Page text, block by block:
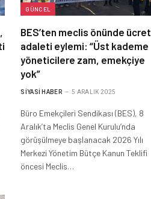
GÜNCEL
BES’ten meclis önünde ücret
adaleti eylemi: “Üst kademe
yöneticilere zam, emekçiye
yok”
SIYASI HABER 5 ARALIK 2025
Büro Emekçileri Sendikası (BES), 8
Aralık’ta Meclis Genel Kurulu’nda
görüşülmeye başlanacak 2026 Yılı
Merkezi Yönetim Bütçe Kanun Teklifi
öncesi Meclis…